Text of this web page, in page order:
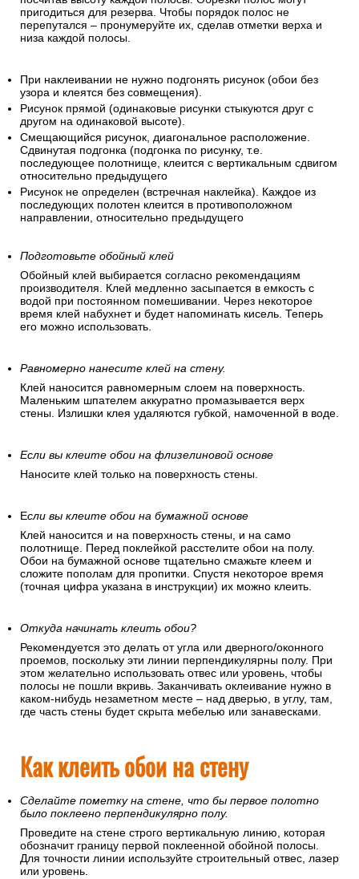
пригодиться для резерва. Чтобы порядок полос не
перепутался – пронумеруйте их, сделав отметки верха и
низа каждой полосы.
При наклеивании не нужно подгонять рисунок (обои без
узора и клеятся без совмещения).
Рисунок прямой (одинаковые рисунки стыкуются друг с
другом на одинаковой высоте).
Смещающийся рисунок, диагональное расположение.
Сдвинутая подгонка (подгонка по рисунку, т.е.
последующее полотнище, клеится с вертикальным сдвигом
относительно предыдущего
Рисунок не определен (встречная наклейка). Каждое из
последующих полотен клеится в противоположном
направлении, относительно предыдущего
Подготовьте обойный клей
Обойный клей выбирается согласно рекомендациям
производителя. Клей медленно засыпается в емкость с
водой при постоянном помешивании. Через некоторое
время клей набухнет и будет напоминать кисель. Теперь
его можно использовать.
Равномерно нанесите клей на стену.
Клей наносится равномерным слоем на поверхность.
Маленьким шпателем аккуратно промазывается верх
стены. Излишки клея удаляются губкой, намоченной в воде.
Если вы клеите обои на флизелиновой основе
Наносите клей только на поверхность стены.
Если вы клеите обои на бумажной основе
Клей наносится и на поверхность стены, и на само
полотнище. Перед поклейкой расстелите обои на полу.
Обои на бумажной основе тщательно смажьте клеем и
сложите пополам для пропитки. Спустя некоторое время
(точная цифра указана в инструкции) их можно клеить.
Откуда начинать клеить обои?
Рекомендуется это делать от угла или дверного/оконного
проемов, поскольку эти линии перпендикулярны полу. При
этом желательно использовать отвес или уровень, чтобы
полосы не пошли вкривь. Заканчивать оклеивание нужно в
каком-нибудь незаметном месте – над дверью, в углу, там,
где часть стены будет скрыта мебелью или занавесками.
Как клеить обои на стену
Сделайте пометку на стене, что бы первое полотно
было поклеено перпендикулярно полу.
Проведите на стене строго вертикальную линию, которая
обозначит границу первой поклеенной обойной полосы.
Для точности линии используйте строительный отвес, лазер
или уровень.